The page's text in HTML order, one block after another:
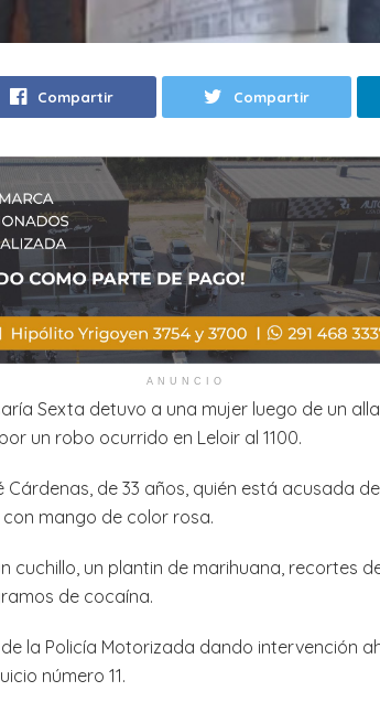
Compartir Compartir
ANUNCIO
Sexta detuvo a una mujer luego de un
un robo ocurrido en Leloir al 1100.
Cárdenas, de 33 años, quién está acusada
mango de color rosa.
cuchillo, un plantin de marihuana, recortes
de cocaína.
la Policía Motorizada dando intervención
número 11.